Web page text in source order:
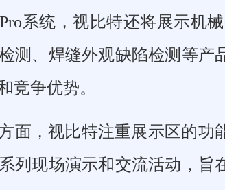
系统，视比特还将展示机
测、焊缝外观缺陷检测等
竞争优势。
面，视比特注重展示区的功
列现场演示和交流活动，旨